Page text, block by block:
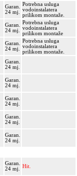
Garan.
24 mj.
Potrebna usluga
vodoinstalatera
prilikom montaže.
Garan.
24 mj.
Potrebna usluga
vodoinstalatera
prilikom montaže
Garan.
24 mj.
Potrebna usluga
vodoinstalatera
prilikom montaže.
Garan.
24 mj.
Garan.
24 mj.
Garan.
24 mj.
Garan.
24 mj.
Garan.
24 mj.
Garan.
24 mj.
Hit.